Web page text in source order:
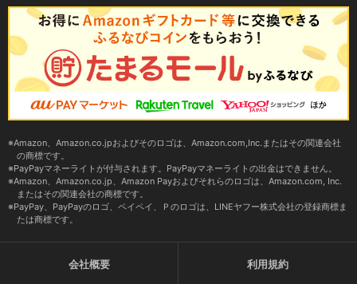
Amazon、Amazon.co.jpおよびそのロゴは、Amazon.com,Inc.またはその関連会社
の商標です。
PayPayマネーライトが付与されます。PayPayマネーライトの出金はできません。
Amazon、Amazon.co.jp、Amazon Payおよびそれらのロゴは、Amazon.com, Inc.
またはその関連会社の商標です。
PayPay、PayPayのロゴ、ペイペイ、Ｐのロゴは、LINEヤフー株式会社の登録商標ま
たは商標です。
会社概要 利用規約